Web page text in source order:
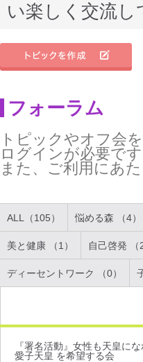
い楽しく交流
フォーラム
トピックやオフ会
ログインが必要です
また、ご利用にあ
ALL（105） 悩める森 （4）
美と健康 （1） 自己啓発 （2
ディーセントワーク （0）
『署名活動』女性も天皇に
愛子天皇 を希望する会